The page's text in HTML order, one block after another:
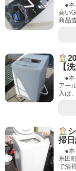
●本
高い
商品
【
●本
アー
入は
掃日
●本
糸田
で清